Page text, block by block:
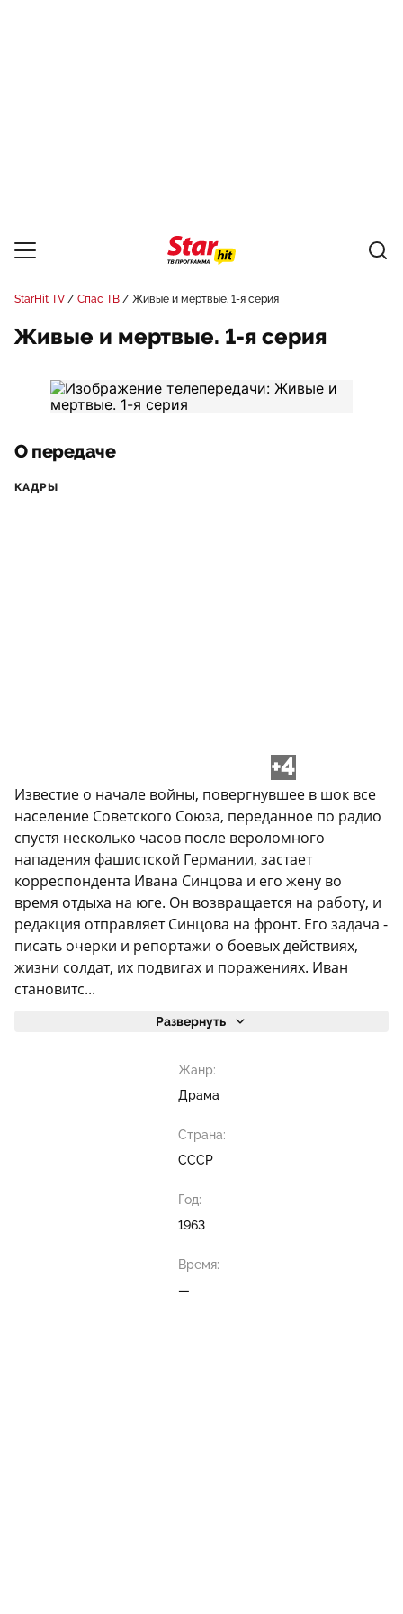
StarHit TV Спас ТВ Живые и мертвые. 1-я серия
Живые и мертвые. 1-я серия
О передаче
КАДРЫ
+4
Известие о начале войны, повергнувшее в шок все
население Советского Союза, переданное по радио
спустя несколько часов после вероломного
нападения фашистской Германии, застает
корреспондента Ивана Синцова и его жену во
время отдыха на юге. Он возвращается на работу, и
редакция отправляет Синцова на фронт. Его задача -
писать очерки и репортажи о боевых действиях,
жизни солдат, их подвигах и поражениях. Иван
становитс...
Развернуть
Жанр:
Драма
Страна:
СССР
Год:
1963
Время:
—